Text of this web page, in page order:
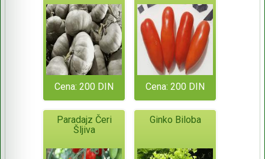
Cena: 200 DIN Cena: 200 DIN
Paradajz Čeri
Šljiva
Ginko Biloba